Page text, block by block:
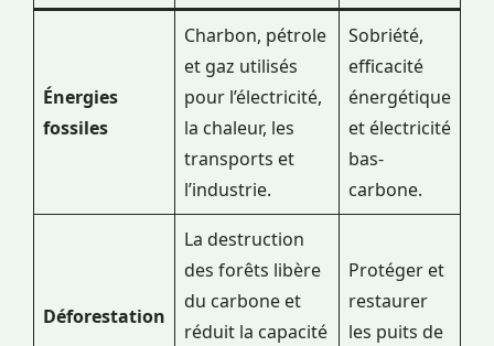
Énergies
fossiles
Charbon, pétrole
et gaz utilisés
pour l’électricité,
la chaleur, les
transports et
l’industrie.
Sobriété,
efficacité
énergétique
et électricité
bas-
carbone.
Déforestation
La destruction
des forêts libère
du carbone et
réduit la capacité
Protéger et
restaurer
les puits de